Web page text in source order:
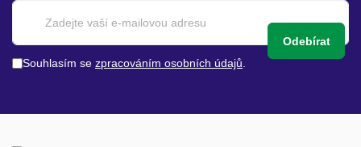
Odebírat
Souhlasím se zpracováním osobních údajů